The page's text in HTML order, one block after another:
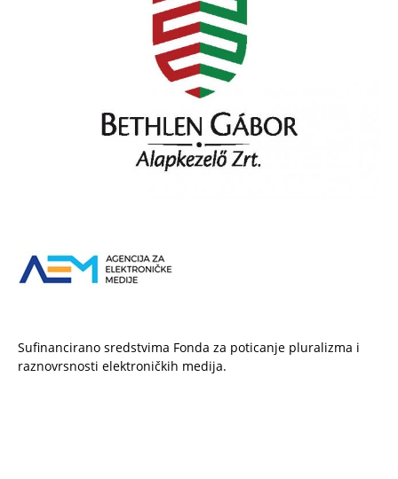
Sufinancirano sredstvima Fonda za poticanje pluralizma i
raznovrsnosti elektroničkih medija.